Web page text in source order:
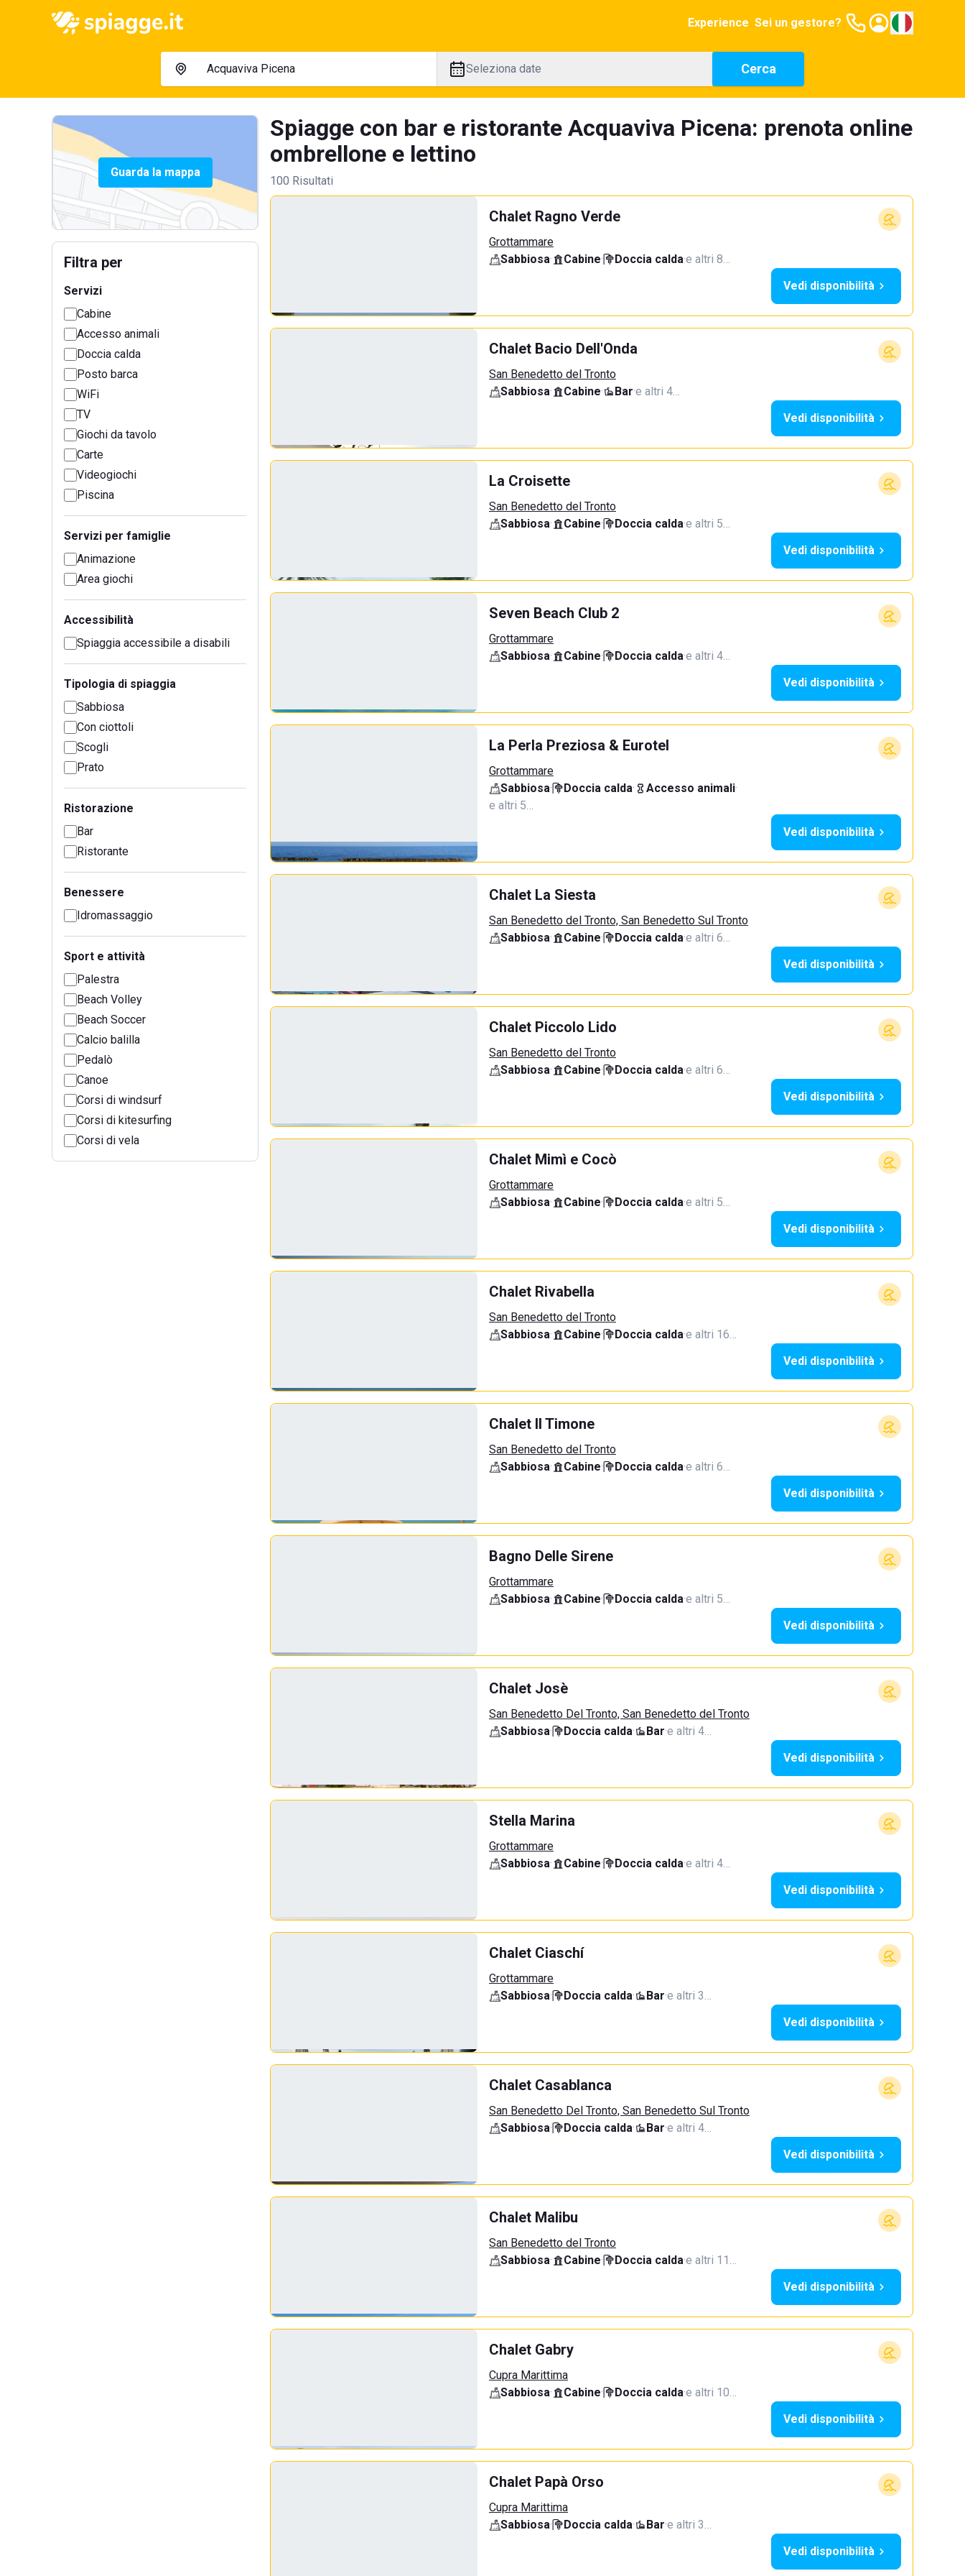
Experience Sei un gestore?
Seleziona date Cerca
Guarda la mappa
Filtra per
Servizi
Cabine
Accesso animali
Doccia calda
Posto barca
WiFi
TV
Giochi da tavolo
Carte
Videogiochi
Piscina
Servizi per famiglie
Animazione
Area giochi
Accessibilità
Spiaggia accessibile a disabili
Tipologia di spiaggia
Sabbiosa
Con ciottoli
Scogli
Prato
Ristorazione
Bar
Ristorante
Benessere
Idromassaggio
Sport e attività
Palestra
Beach Volley
Beach Soccer
Calcio balilla
Pedalò
Canoe
Corsi di windsurf
Corsi di kitesurfing
Corsi di vela
Spiagge con bar e ristorante Acquaviva Picena: prenota online
ombrellone e lettino
100 Risultati
Chalet Ragno Verde
Grottammare
Sabbiosa· Cabine· Doccia calda·e altri 8…
Vedi disponibilità
Chalet Bacio Dell'Onda
San Benedetto del Tronto
Sabbiosa· Cabine· Bar·e altri 4…
Vedi disponibilità
La Croisette
San Benedetto del Tronto
Sabbiosa· Cabine· Doccia calda·e altri 5…
Vedi disponibilità
Seven Beach Club 2
Grottammare
Sabbiosa· Cabine· Doccia calda·e altri 4…
Vedi disponibilità
La Perla Preziosa & Eurotel
Grottammare
Sabbiosa· Doccia calda· Accesso animali·
e altri 5…
Vedi disponibilità
Chalet La Siesta
San Benedetto del Tronto, San Benedetto Sul Tronto
Sabbiosa· Cabine· Doccia calda·e altri 6…
Vedi disponibilità
Chalet Piccolo Lido
San Benedetto del Tronto
Sabbiosa· Cabine· Doccia calda·e altri 6…
Vedi disponibilità
Chalet Mimì e Cocò
Grottammare
Sabbiosa· Cabine· Doccia calda·e altri 5…
Vedi disponibilità
Chalet Rivabella
San Benedetto del Tronto
Sabbiosa· Cabine· Doccia calda·e altri 16…
Vedi disponibilità
Chalet Il Timone
San Benedetto del Tronto
Sabbiosa· Cabine· Doccia calda·e altri 6…
Vedi disponibilità
Bagno Delle Sirene
Grottammare
Sabbiosa· Cabine· Doccia calda·e altri 5…
Vedi disponibilità
Chalet Josè
San Benedetto Del Tronto, San Benedetto del Tronto
Sabbiosa· Doccia calda· Bar·e altri 4…
Vedi disponibilità
Stella Marina
Grottammare
Sabbiosa· Cabine· Doccia calda·e altri 4…
Vedi disponibilità
Chalet Ciaschí
Grottammare
Sabbiosa· Doccia calda· Bar·e altri 3…
Vedi disponibilità
Chalet Casablanca
San Benedetto Del Tronto, San Benedetto Sul Tronto
Sabbiosa· Doccia calda· Bar·e altri 4…
Vedi disponibilità
Chalet Malibu
San Benedetto del Tronto
Sabbiosa· Cabine· Doccia calda·e altri 11…
Vedi disponibilità
Chalet Gabry
Cupra Marittima
Sabbiosa· Cabine· Doccia calda·e altri 10…
Vedi disponibilità
Chalet Papà Orso
Cupra Marittima
Sabbiosa· Doccia calda· Bar·e altri 3…
Vedi disponibilità